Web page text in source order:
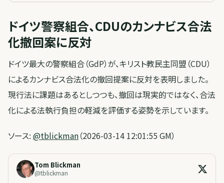
ドイツ警察組合、CDUのカンナビス合法
化撤回案に反対
ドイツ最大の警察組合（GdP）が、キリスト教民主同盟（CDU）
によるカンナビス合法化の撤回提案に反対を表明しました。
現行法に課題はあるとしつつも、撤回は現実的ではなく、合法
化による法執行負担の軽減を評価する姿勢を示しています。
ソース: @tblickman（2026-03-14 12:01:55 GM）
Tom Blickman
@tblickman